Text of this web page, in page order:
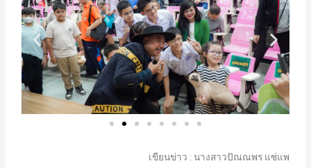
เขียนข่าว : นางสาวปัณณพร แซ่แพ